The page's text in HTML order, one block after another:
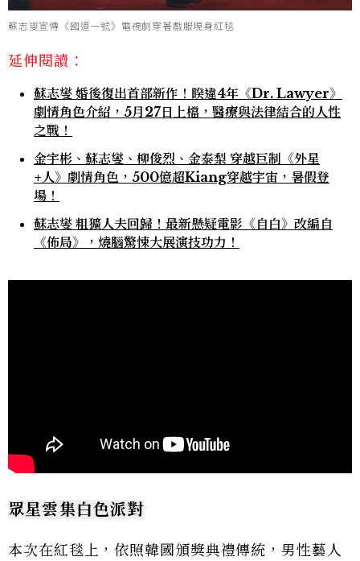
蘇志燮宣傳《國道一號》電視劇穿著戲服現身紅毯
延伸閱讀：
蘇志燮 婚後復出首部新作！睽違4年《Dr. Lawyer》
劇情角色介紹，5月27日上檔，醫療與法律結合的人性
之戰！
金宇彬、蘇志燮、柳俊烈、金泰梨 穿越巨制《外星
+人》劇情角色，500億超Kiang穿越宇宙，暑假登
場！
蘇志燮 粗獷人夫回歸！最新懸疑電影《自白》改編自
《佈局》，燒腦驚悚大展演技功力！
眾星雲集白色派對
本次在紅毯上，依照韓國頒獎典禮傳統，男性藝人